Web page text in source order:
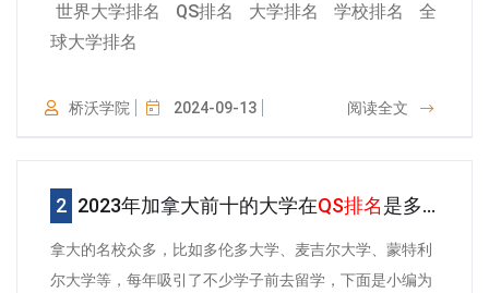
世界大学排名 QS排名 大学排名 学校排名
全
球大学排名
桥沃学院 2024-09-13 阅读全文
2023年加拿大前十的大学在QS排名是多少？
拿大的名校众多，比如多伦多大学、麦吉尔大学、蒙特利
尔大学等，每年吸引了不少学子前去留学，下面是小编为